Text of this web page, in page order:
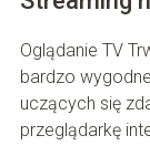
Oglądanie TV
bardzo
uczących się
przeglądarkę